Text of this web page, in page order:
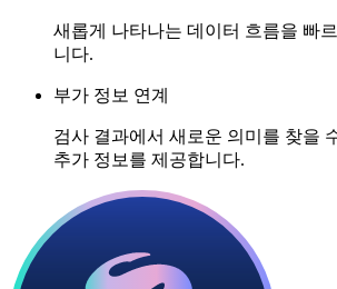
새롭게 나타나는 데이터 흐름을 빠
니다.
부가 정보 연계
검사 결과에서 새로운 의미를 찾을
추가 정보를 제공합니다.